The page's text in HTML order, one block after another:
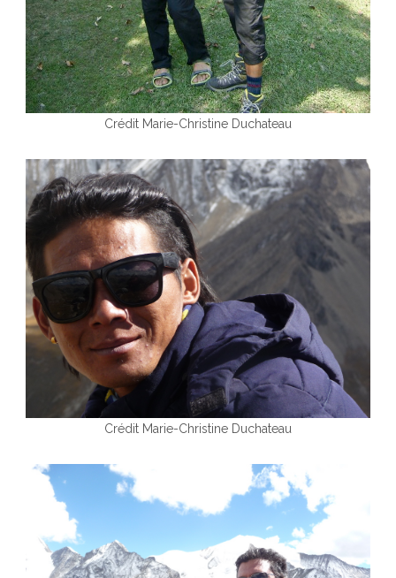
Crédit Marie-Christine Duchateau
Crédit Marie-Christine Duchateau